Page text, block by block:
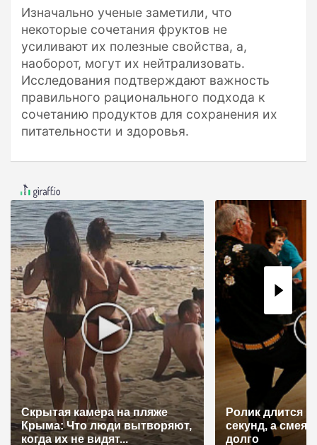
Изначально ученые заметили, что
некоторые сочетания фруктов не
усиливают их полезные свойства, а,
наоборот, могут их нейтрализовать.
Исследования подтверждают важность
правильного рационального подхода к
сочетанию продуктов для сохранения их
питательности и здоровья.
Скрытая камера на пляже
Крыма: Что люди вытворяют,
когда их не видят...
Ролик длится
секунд, а
долго